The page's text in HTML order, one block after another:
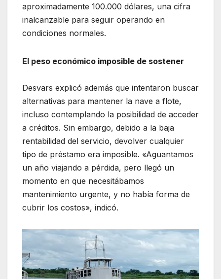
aproximadamente 100.000 dólares, una cifra
inalcanzable para seguir operando en
condiciones normales.
El peso económico imposible de sostener
Desvars explicó además que intentaron buscar
alternativas para mantener la nave a flote,
incluso contemplando la posibilidad de acceder
a créditos. Sin embargo, debido a la baja
rentabilidad del servicio, devolver cualquier
tipo de préstamo era imposible. «Aguantamos
un año viajando a pérdida, pero llegó un
momento en que necesitábamos
mantenimiento urgente, y no había forma de
cubrir los costos», indicó.